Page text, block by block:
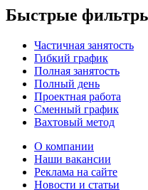
Быстрые
Частичная занятость
Гибкий график
Полная занятость
Полный день
Проектная работа
Сменный график
Вахтовый метод
О компании
Наши вакансии
Реклама на сайте
Новости и статьи